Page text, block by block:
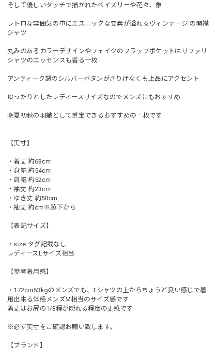
そして優しいタッチで描かれたペイズリーや花々、象
レトロな雰囲気の中にエスニックな要素が溢れるヴィンテージ の開襟
シャツ
丸みのあるカラーデザインやフェイクのフラップポケットはサファリ
シャツのエッセンスも香る一枚
アンティーク調のシルバーボタンがさりげなくも上品にアクセント
ゆったりとしたレディースサイズなのでメンズにもおすすめ
晩夏初秋の羽織として重宝できるおすすめの一枚です
【実寸】
・着丈 約63cm
・身幅 約54cm
・肩幅 約52cm
・袖丈 約23cm
・ゆき丈 約50cm
・袖丈 約cm※脇下から
【表記サイズ】
・size タグ記載なし
レディースLサイズ相当
【参考着用感】
・172cm63kgのメンズでも、Tシャツの上からちょうど良い感じで着
用出来る体感メンズM相当のサイズ感です
着丈はお尻の1/3程が隠れる程度の丈感です
※必ず実寸をご確認お願い致します。
【ブランド】